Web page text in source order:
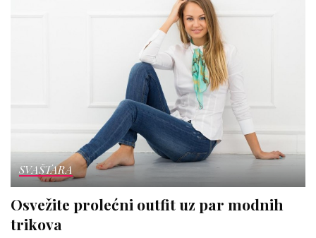
SVAŠTARA
Osvežite prolećni outfit uz par modnih
trikova